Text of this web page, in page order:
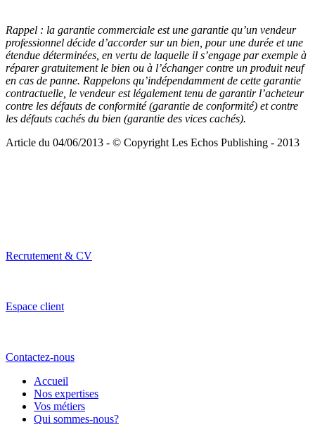
Rappel : la garantie commerciale est une garantie qu’un vendeur
professionnel décide d’accorder sur un bien, pour une durée et une
étendue déterminées, en vertu de laquelle il s’engage par exemple à
réparer gratuitement le bien ou à l’échanger contre un produit neuf
en cas de panne. Rappelons qu’indépendamment de cette garantie
contractuelle, le vendeur est légalement tenu de garantir l’acheteur
contre les défauts de conformité (garantie de conformité) et contre
les défauts cachés du bien (garantie des vices cachés).
Article du 04/06/2013 - © Copyright Les Echos Publishing - 2013
Recrutement & CV
Espace client
Contactez-nous
Accueil
Nos expertises
Vos métiers
Qui sommes-nous?